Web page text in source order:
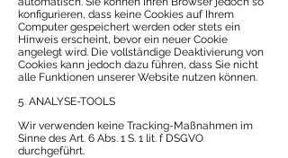
konfigurieren, dass keine Cookies auf Ihrem
Computer gespeichert werden oder stets ein
Hinweis erscheint, bevor ein neuer Cookie
angelegt wird. Die vollständige Deaktivierung von
Cookies kann jedoch dazu führen, dass Sie nicht
alle Funktionen unserer Website nutzen können.
5. ANALYSE-TOOLS
Wir verwenden keine Tracking-Maßnahmen im
Sinne des Art. 6 Abs. 1 S. 1 lit. f DSGVO
durchgeführt.